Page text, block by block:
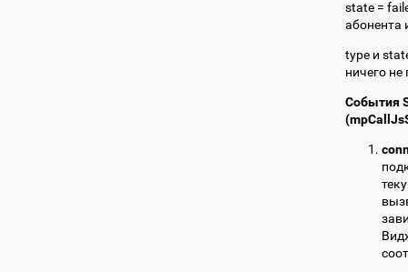
state =
абонента
type и
ничего не
События